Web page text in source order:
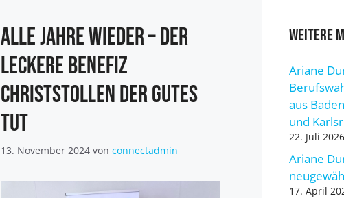
Alle Jahre wieder – der
leckere Benefiz
Christstollen der Gutes
tut
13. November 2024 von connectadmin
Weitere
Ariane
aus
und
22. Juli 2026
Ariane
17. April